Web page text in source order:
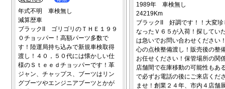
年式不明 車検無し
減算歴車
ブラックII ゴリゴリのＴＨＥ１９９
０チョッパー！高額パーツ多数で
す！陸運局持ち込みで新規車検取得
渡し！４０，５０代には懐かしい仕
様のＳｔｅｅｄチョッパーです！革
ジャン、チャップス、ブーツはリン
グブーツやエンジニアブーツとかが
1989年 車検無し
24219Km
ブラックII 好調です！！大変珍
なったＶ６５が入荷！探してい
は急いでお問い合わせください
心の点検整備渡し！販売後の整
お任せください！保管場所の関
店舗間で在庫移動の可能性もあ
で必ずお電話の後にご来店くだ
ませ！創業２４年、市内４店舗